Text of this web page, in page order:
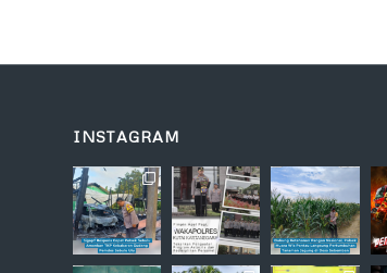
INSTAGRAM